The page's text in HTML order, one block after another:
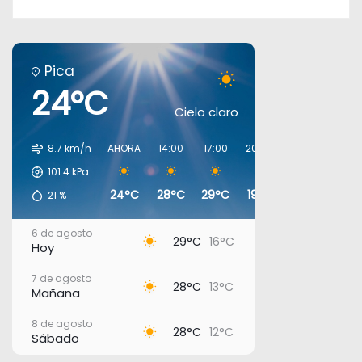
Pica
24°C Cielo claro
8.7 km/h
101.4kPa
21 %
AHORA
24°C
14:00
28°C
17:00
29°C
20:00
19°C
6 de agosto
Hoy 29°C 16°C
7 de agosto
Mañana 28°C 13°C
8 de agosto
Sábado 28°C 12°C